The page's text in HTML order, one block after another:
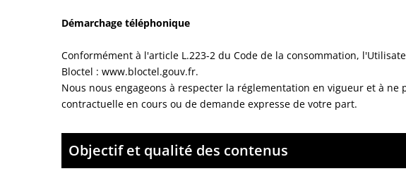
Démarchage téléphonique
Conformément à l'article L.223-2 du Code de la consommation,
Bloctel : www.bloctel.gouv.fr.
Nous nous engageons à respecter la réglementation en vigueur et à
contractuelle en cours ou de demande expresse de votre part.
Objectif et qualité des contenus